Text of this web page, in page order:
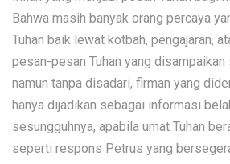
Bahwa masih banyak orang percaya
Tuhan baik lewat kotbah, pengajaran,
pesan-pesan Tuhan yang disampaikan
namun tanpa disadari, firman yang
hanya dijadikan sebagai informasi
sesungguhnya, apabila umat Tuhan
seperti respons Petrus yang